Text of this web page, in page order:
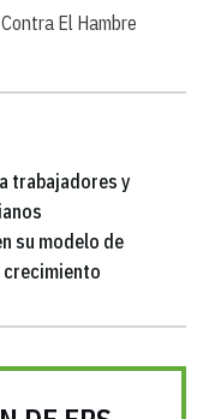
El Hambre
trabajadores y
su modelo de
crecimiento